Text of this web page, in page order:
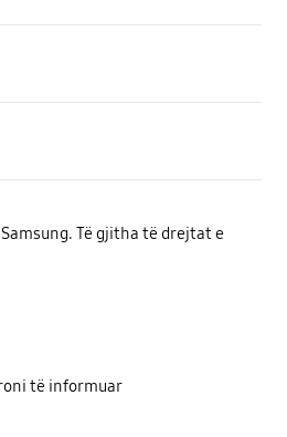
Të gjitha të drejtat e
të informuar